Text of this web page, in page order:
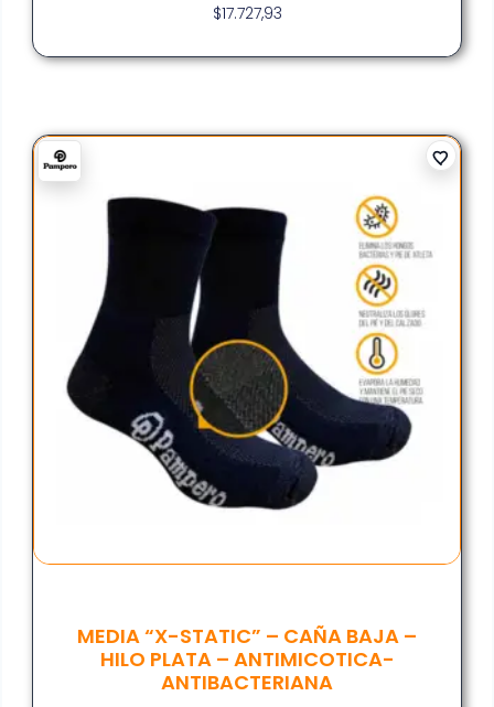
$17.727,93
MEDIA “X-STATIC” – CAÑA BAJA –
HILO PLATA – ANTIMICOTICA-
ANTIBACTERIANA